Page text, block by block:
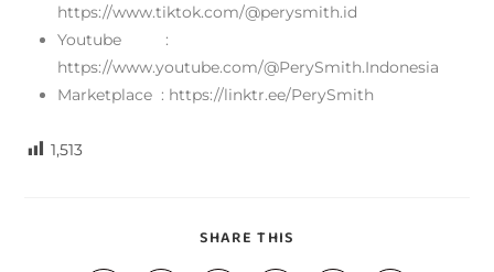
https://www.tiktok.com/@perysmith.id
Youtube :
https://www.youtube.com/@PerySmith.Indonesia
Marketplace : https://linktr.ee/PerySmith
1,513
SHARE THIS